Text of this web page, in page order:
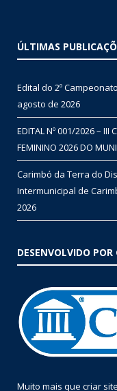
ÚLTIMAS
Edital do 2º
agosto de 2026
EDITAL Nº 001/2026 – III
FEMININO 2026 DO
Carimbó da Terra do
Intermunicipal de
2026
DESENVOLVIDO POR
Muito mais que criar site